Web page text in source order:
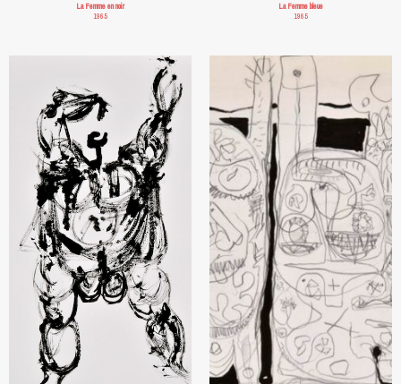
La Femme en noir
1965
La Femme bleue
1965